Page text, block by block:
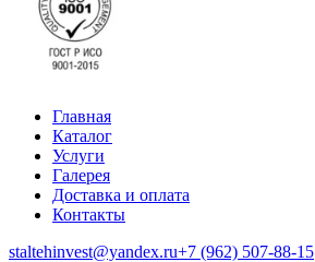
Главная
Каталог
Услуги
Галерея
Доставка и оплата
Контакты
staltehinvest@yandex.ru+7 (962) 507-88-15